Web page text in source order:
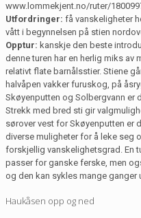
www.lommekjent.no/ruter/
Utfordringer: få vanskeligheter
vått i begynnelsen på stien
Opptur: kanskje den beste
denne turen har en herlig miks av
relativt flate barnålsstier. Stiene
halvåpen vakker furuskog, på
Skøyenputten og Solbergvann er
Strekk med bred sti gir
sørover vest for Skøyenputten er
diverse muligheter for å leke seg
forskjellig vanskelighetsgrad. En
passer for ganske ferske, men
og den kan sykles mange ganger
Haukåsen opp og ned